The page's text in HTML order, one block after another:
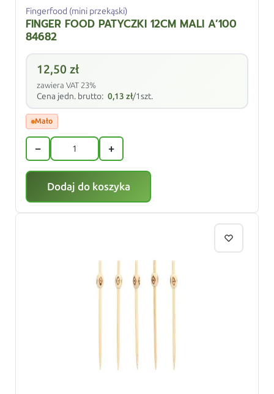
Fingerfood (mini przekąski)
FINGER FOOD PATYCZKI 12CM MALI A’100
84682
12,50zł
zawiera VAT 23%
Cena jedn. brutto: 0,13zł/1szt.
Mało
− +
Dodaj do koszyka